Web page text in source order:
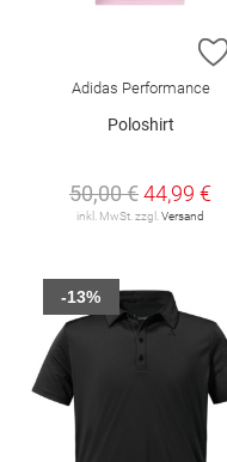
Adidas Performance
Poloshirt
50,00 €44,99 €
inkl. MwSt. zzgl. Versand
-13%